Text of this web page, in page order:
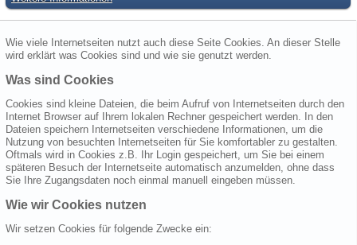
Wie viele Internetseiten nutzt auch diese Seite Cookies. An dieser Stelle
wird erklärt was Cookies sind und wie sie genutzt werden.
Was sind Cookies
Cookies sind kleine Dateien, die beim Aufruf von Internetseiten durch den
Internet Browser auf Ihrem lokalen Rechner gespeichert werden. In den
Dateien speichern Internetseiten verschiedene Informationen, um die
Nutzung von besuchten Internetseiten für Sie komfortabler zu gestalten.
Oftmals wird in Cookies z.B. Ihr Login gespeichert, um Sie bei einem
späteren Besuch der Internetseite automatisch anzumelden, ohne dass
Sie Ihre Zugangsdaten noch einmal manuell eingeben müssen.
Wie wir Cookies nutzen
Wir setzen Cookies für folgende Zwecke ein: